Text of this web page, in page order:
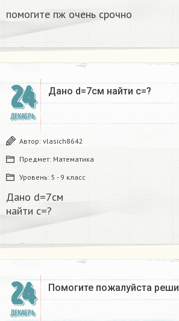
помогите пж очень срочно​
24
ДЕКАБРЬ
Дано d=7см найти с=?​
Автор: vlasich8642
Предмет: Математика
Уровень: 5 - 9 класс
Дано d=7см
найти с=?​
24
ДЕКАБРЬ
Помогите пожалуйста